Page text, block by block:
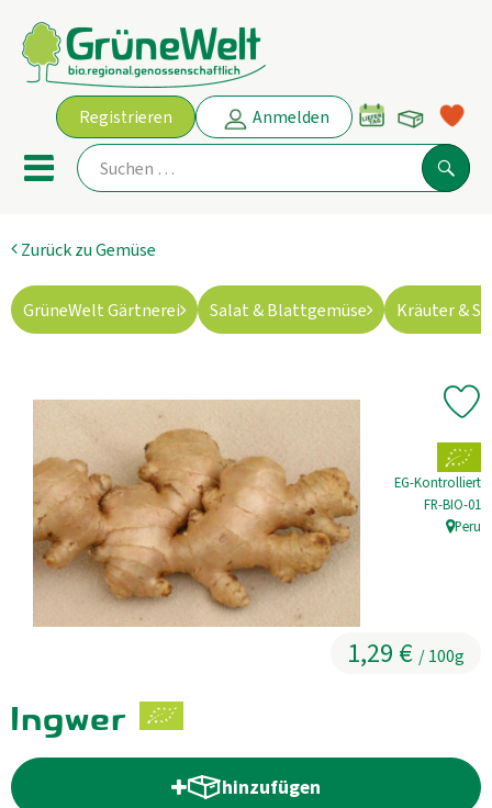
Registrieren Anmelden
Mobiles Menu öffnen oder
Angebot
AKTUELLE ANGEBOTE
Obst & Gemüse
Kühltheke
GrüneWelt Bäckerei
Vorratskammer
Kosmetik
Haus, Garten, Tier & Co
Zurück zu Gemüse
GrüneWelt Gärtnerei Salat & Blattgemüse Kräuter &
Ingwer
1,29 € / 100g
, Verband:
EG-Kontrolliert
,FR-BIO-01
,Peru
hinzufügen
Produkt zum Warenkorb